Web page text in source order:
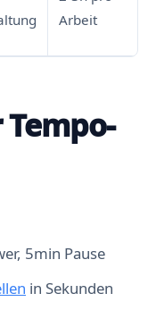
Arbeit
5min Pause
in Sekunden